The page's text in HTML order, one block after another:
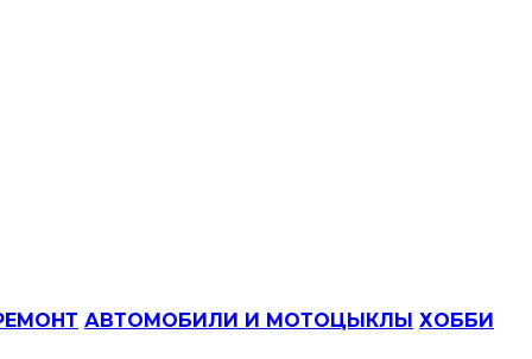
АВТОМОБИЛИ И МОТОЦЫКЛЫ ХОББИ